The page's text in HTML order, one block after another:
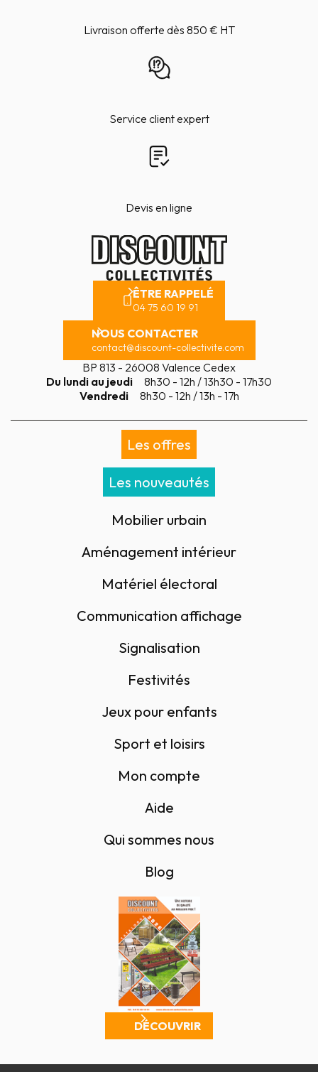
Livraison offerte dès 850 € HT
Service client expert
Devis en ligne
ÊTRE RAPPELÉ
04 75 60 19 91
NOUS CONTACTER
contact@discount-collectivite.com
BP 813 - 26008 Valence Cedex
Du lundi au jeudi
8h30 - 12h / 13h30 - 17h30
Vendredi
8h30 - 12h / 13h - 17h
Les offres
Les nouveautés
Mobilier urbain
Aménagement intérieur
Matériel électoral
Communication affichage
Signalisation
Festivités
Jeux pour enfants
Sport et loisirs
Mon compte
Aide
Qui sommes nous
Blog
DÉCOUVRIR